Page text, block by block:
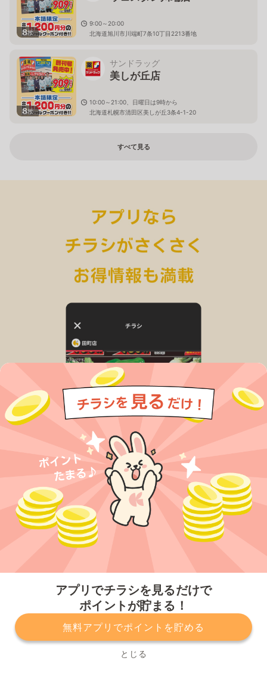
アプリでチラシを見るだけで
ポイントが貯まる！
無料アプリでポイントを貯める
とじる
8枚
9:00～20:00
北海道旭川市川端町7条10丁目2213番地
8枚
サンドラッグ
美しが丘店
10:00～21:00、日曜日は9時から
北海道札幌市清田区美しが丘3条4-1-20
すべて見る
プライバシーポリシー 利用規約
運営会社
サービスに関してのお問い合わせ